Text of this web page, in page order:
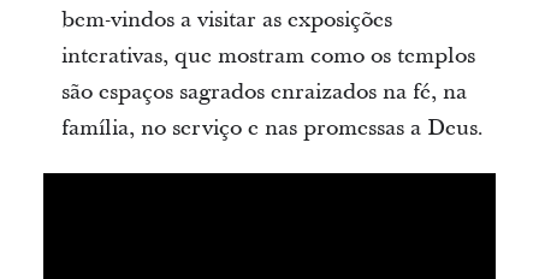
bem-vindos a visitar as exposições
interativas, que mostram como os templos
são espaços sagrados enraizados na fé, na
família, no serviço e nas promessas a Deus.